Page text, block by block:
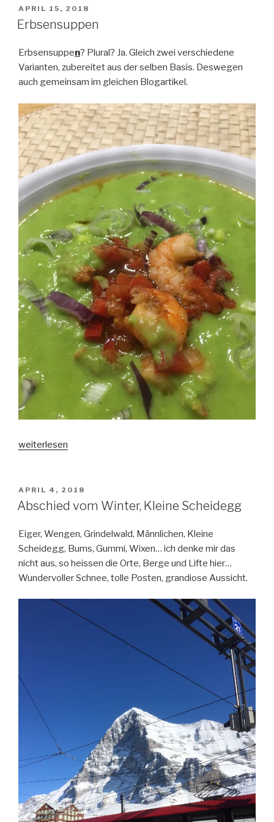
VERÖFFENTLICHT
AM
APRIL 15, 2018
Erbsensuppen
Erbsensuppen? Plural? Ja. Gleich zwei verschiedene
Varianten, zubereitet aus der selben Basis. Deswegen
auch gemeinsam im gleichen Blogartikel.
„Erbsensuppen“
weiterlesen
VERÖFFENTLICHT
AM
APRIL 4, 2018
Abschied vom Winter, Kleine Scheidegg
Eiger, Wengen, Grindelwald, Männlichen, Kleine
Scheidegg, Bums, Gummi, Wixen… ich denke mir das
nicht aus, so heissen die Orte, Berge und Lifte hier…
Wundervoller Schnee, tolle Posten, grandiose Aussicht.